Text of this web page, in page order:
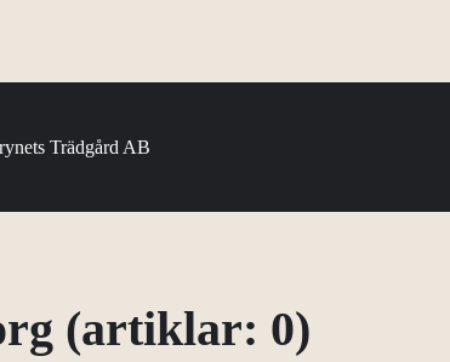
Trädgård AB
(artiklar: 0)